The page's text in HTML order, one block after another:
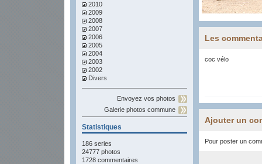
2010
2009
2008
2007
2006
2005
2004
2003
2002
Divers
Envoyez vos photos
Galerie photos commune
Statistiques
186 series
24777 photos
1728 commentaires
Les
coc vélo
Ajouter un
Pour poster un